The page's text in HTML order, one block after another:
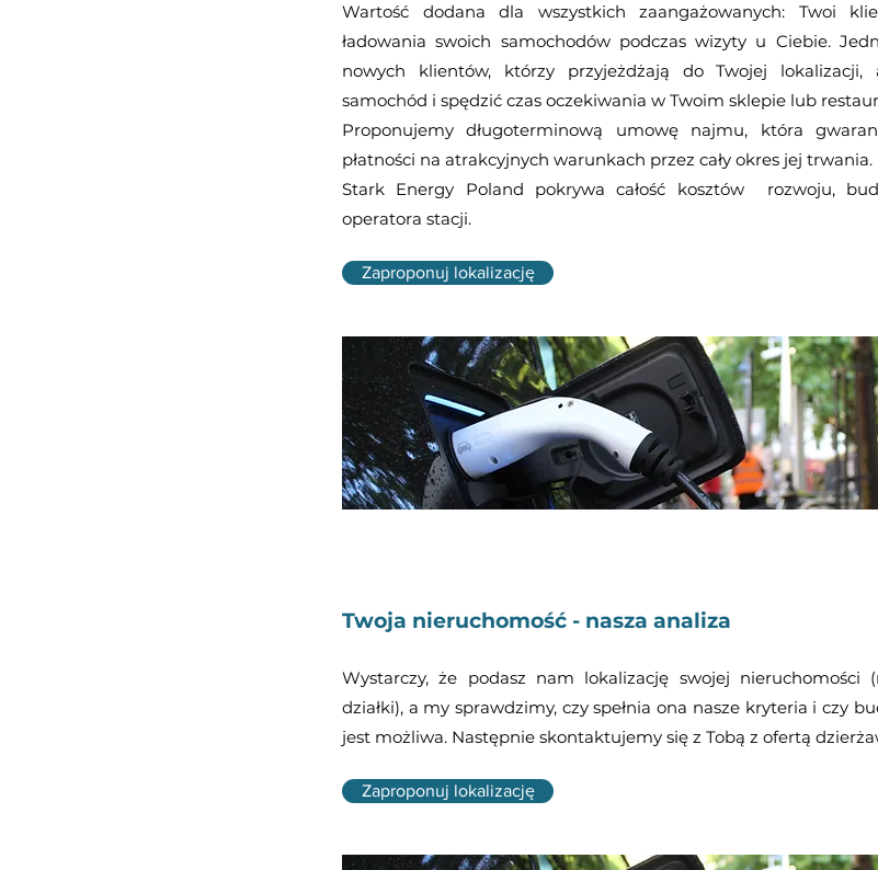
Wartość dodana dla wszystkich zaangażowanych: Twoi
ładowania swoich samochodów podczas wizyty u Ciebie.
nowych klientów, którzy przyjeżdżają do Twojej lokalizacji,
samochód i spędzić czas oczekiwania w Twoim sklepie lub
Proponujemy długoterminową umowę najmu, która
płatności na atrakcyjnych warunkach przez cały okres jej trwania.
Stark Energy Poland pokrywa całość kosztów rozwoju,
operatora stacji.
Zaproponuj lokalizację
Twoja nieruchomość - nasza analiza
Wystarczy, że podasz nam lokalizację swojej nieruchomości
działki), a my sprawdzimy, czy spełnia ona nasze kryteria i czy
jest możliwa. Następnie skontaktujemy się z Tobą z ofertą
Zaproponuj lokalizację